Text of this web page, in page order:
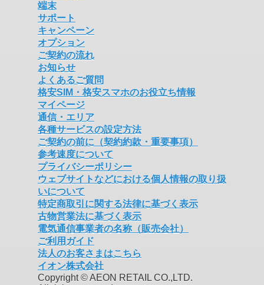
端末
サポート
キャンペーン
オプション
ご契約の流れ
お知らせ
よくあるご質問
格安SIM・格安スマホのお役立ち情報
マイページ
通信・エリア
各種サービスの設定方法
ご契約の前に（契約約款・重要事項）
参考速度について
プライバシーポリシー
ウェブサイトなどにおける個人情報の取り扱
いについて
特定商取引に関する法律に基づく表示
古物営業法に基づく表示
電気通信事業者の名称（販売会社）
ご利用ガイド
法人のお客さまはこちら
イオン株式会社
Copyright © AEON RETAIL CO.,LTD.